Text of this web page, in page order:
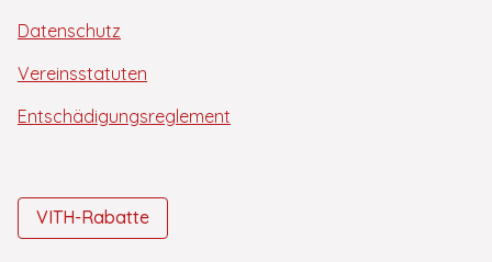
Datenschutz
Vereinsstatuten
Entschädigungsreglement
VITH-Rabatte